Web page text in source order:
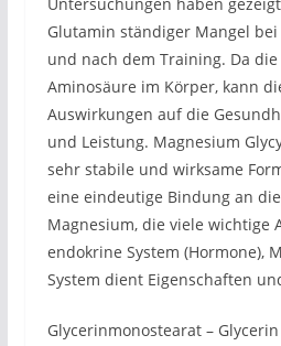
Glutamin ständiger Mangel
und nach dem Training. Da
Aminosäure im Körper, kann
Auswirkungen auf die
und Leistung. Magnesium
sehr stabile und wirksame
eine eindeutige Bindung an
Magnesium, die viele wichtige
endokrine System (Hormone),
System dient Eigenschaften
Glycerinmonostearat –